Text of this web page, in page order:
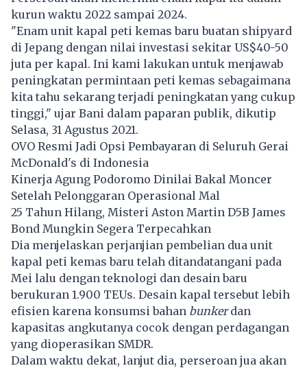
kurun waktu 2022 sampai 2024.
"Enam unit kapal peti kemas baru buatan shipyard
di Jepang dengan nilai investasi sekitar US$40-50
juta per kapal. Ini kami lakukan untuk menjawab
peningkatan permintaan peti kemas sebagaimana
kita tahu sekarang terjadi peningkatan yang cukup
tinggi," ujar Bani dalam paparan publik, dikutip
Selasa, 31 Agustus 2021.
OVO Resmi Jadi Opsi Pembayaran di Seluruh Gerai
McDonald's di Indonesia
Kinerja Agung Podoromo Dinilai Bakal Moncer
Setelah Pelonggaran Operasional Mal
25 Tahun Hilang, Misteri Aston Martin D5B James
Bond Mungkin Segera Terpecahkan
Dia menjelaskan perjanjian pembelian dua unit
kapal peti kemas baru telah ditandatangani pada
Mei lalu dengan teknologi dan desain baru
berukuran 1.900 TEUs. Desain kapal tersebut lebih
efisien karena konsumsi bahan bunkerdan
kapasitas angkutanya cocok dengan perdagangan
yang dioperasikan SMDR.
Dalam waktu dekat, lanjut dia, perseroan jua akan